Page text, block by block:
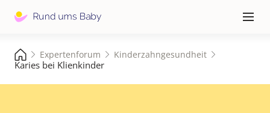
≡
Expertenforum Kinderzahngesundheit
Karies bei Klienkinder